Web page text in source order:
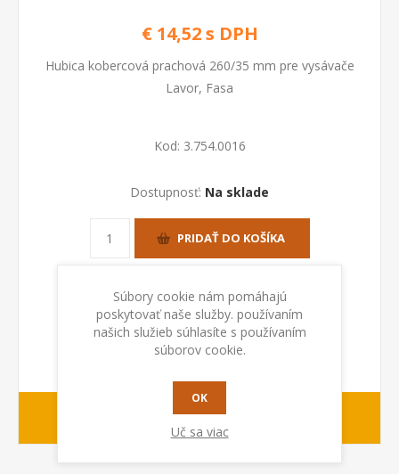
€ 14,52 s DPH
Hubica kobercová prachová 260/35 mm pre vysávače
Lavor, Fasa
Kod: 3.754.0016
Dostupnosť: Na sklade
PRIDAŤ DO KOŠÍKA
Dodacia lehota:1-2 dny
Súbory cookie nám pomáhajú
poskytovať naše služby. používaním
našich služieb súhlasíte s používaním
súborov cookie.
OK
Uč sa viac